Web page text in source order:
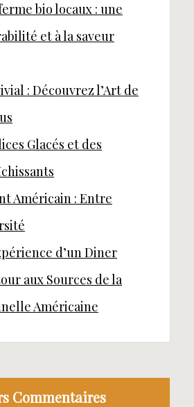
bio locaux : une
et à la saveur
: Découvrez l’Art de
Glacés et des
Américain : Entre
d’un Diner
aux Sources de la
Américaine
Commentaires